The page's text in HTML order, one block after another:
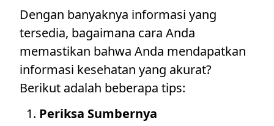
Dengan banyaknya informasi yang
tersedia, bagaimana cara Anda
memastikan bahwa Anda mendapatkan
informasi kesehatan yang akurat?
Berikut adalah beberapa tips:
Periksa Sumbernya